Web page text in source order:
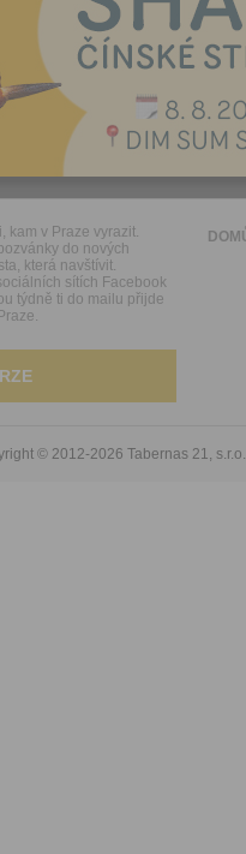
kam v Praze vyrazit.
do nových
která navštívit.
sítích Facebook
týdně ti do mailu přijde
© 2012-2026 Tabernas 21, s.r.o.